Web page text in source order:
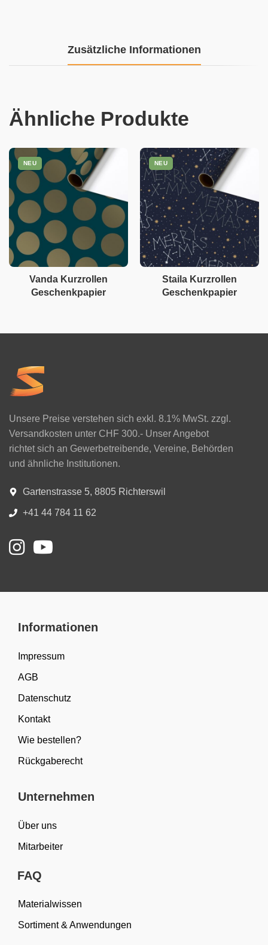
Zusätzliche Informationen
Ähnliche Produkte
NEU
Vanda Kurzrollen
Geschenkpapier
NEU
Staila Kurzrollen
Geschenkpapier
Unsere Preise verstehen sich exkl. 8.1% MwSt. zzgl.
Versandkosten unter CHF 300.- Unser Angebot
richtet sich an Gewerbetreibende, Vereine, Behörden
und ähnliche Institutionen.
Gartenstrasse 5, 8805 Richterswil
+41 44 784 11 62
Informationen
Impressum
AGB
Datenschutz
Kontakt
Wie bestellen?
Rückgaberecht
Unternehmen
Über uns
Mitarbeiter
FAQ
Materialwissen
Sortiment & Anwendungen